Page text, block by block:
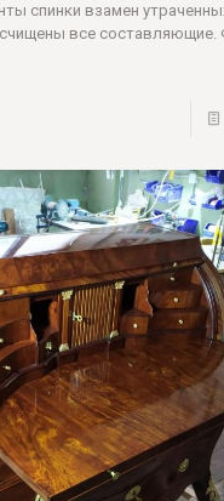
спинки взамен
все составляющие.